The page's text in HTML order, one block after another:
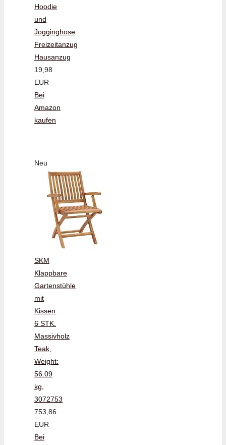
Hoodie
und
Jogginghose
Freizeitanzug
Hausanzug
19,98
EUR
Bei
Amazon
kaufen
Neu
SKM
Klappbare
Gartenstühle
mit
Kissen
6 STK.
Massivholz
Teak,
Weight:
56.09
kg,
3072753
753,86
EUR
Bei